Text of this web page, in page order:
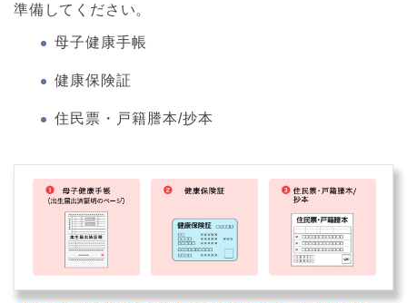
準備してください。
母子健康手帳
健康保険証
住民票・戸籍謄本/抄本